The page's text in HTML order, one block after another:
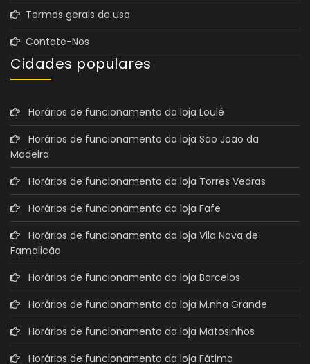
Termos gerais de uso
Contate-Nos
Cidades populares
Horários de funcionamento da loja Loulé
Horários de funcionamento da loja São João da
Madeira
Horários de funcionamento da loja Torres Vedras
Horários de funcionamento da loja Fafe
Horários de funcionamento da loja Vila Nova de
Famalicão
Horários de funcionamento da loja Barcelos
Horários de funcionamento da loja M.nha Grande
Horários de funcionamento da loja Matosinhos
Horários de funcionamento da loja Fátima